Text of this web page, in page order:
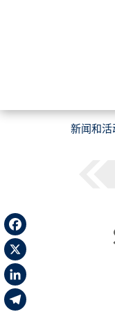
新闻和活
Facebook
X
LinkedIn